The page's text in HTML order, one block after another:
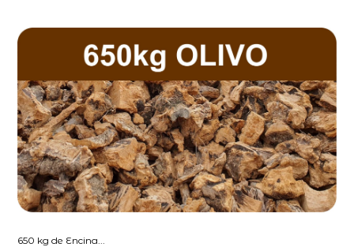
650 kg de Encina...